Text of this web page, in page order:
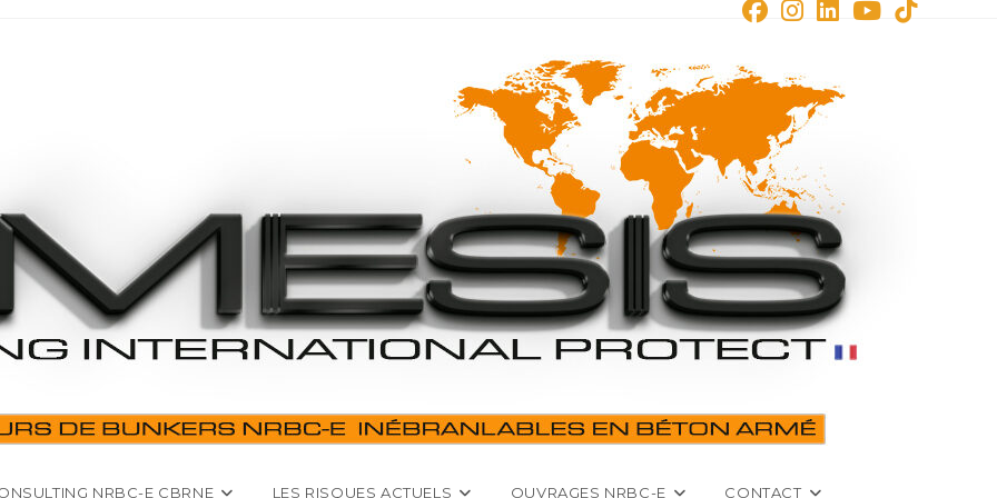
NRBC-E CBRNE LES RISQUES ACTUELS OUVRAGES NRBC-E CONTACT